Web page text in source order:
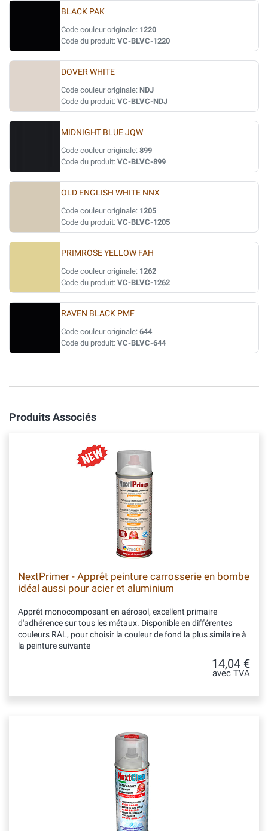
BLACK PAK
Code couleur originale: 1220
Code du produit: VC-BLVC-1220
DOVER WHITE
Code couleur originale: NDJ
Code du produit: VC-BLVC-NDJ
MIDNIGHT BLUE JQW
Code couleur originale: 899
Code du produit: VC-BLVC-899
OLD ENGLISH WHITE NNX
Code couleur originale: 1205
Code du produit: VC-BLVC-1205
PRIMROSE YELLOW FAH
Code couleur originale: 1262
Code du produit: VC-BLVC-1262
RAVEN BLACK PMF
Code couleur originale: 644
Code du produit: VC-BLVC-644
Produits Associés
NextPrimer - Apprêt peinture carrosserie en bombe
idéal aussi pour acier et aluminium
Apprêt monocomposant en aérosol, excellent primaire
d'adhérence sur tous les métaux. Disponible en différentes
couleurs RAL, pour choisir la couleur de fond la plus similaire à
la peinture suivante
14,04 €
avec TVA